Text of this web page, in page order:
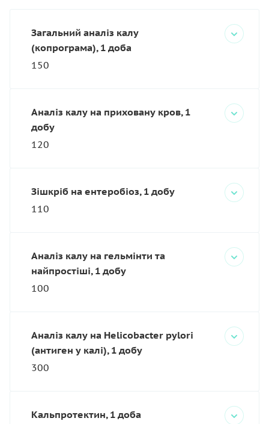
Загальний аналіз калу
(копрограма), 1 доба
150
Аналіз калу на приховану кров, 1
добу
120
Зішкріб на ентеробіоз, 1 добу
110
Аналіз калу на гельмінти та
найпростіші, 1 добу
100
Аналіз калу на Helicobacter pylori
(антиген у калі), 1 добу
300
Кальпротектин, 1 доба